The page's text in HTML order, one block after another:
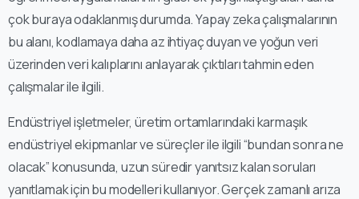
çok buraya odaklanmış durumda. Yapay zeka çalışmalarının
bu alanı, kodlamaya daha az ihtiyaç duyan ve yoğun veri
üzerinden veri kalıplarını anlayarak çıktıları tahmin eden
çalışmalar ile ilgili.
Endüstriyel işletmeler, üretim ortamlarındaki karmaşık
endüstriyel ekipmanlar ve süreçler ile ilgili “bundan sonra ne
olacak” konusunda, uzun süredir yanıtsız kalan soruları
yanıtlamak için bu modelleri kullanıyor. Gerçek zamanlı arıza